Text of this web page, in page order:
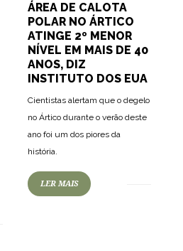
ÁREA DE CALOTA
POLAR NO ÁRTICO
ATINGE 2º MENOR
NÍVEL EM MAIS DE 40
ANOS, DIZ
INSTITUTO DOS EUA
Cientistas alertam que o degelo
no Ártico durante o verão deste
ano foi um dos piores da
história.
LER MAIS
78 2236